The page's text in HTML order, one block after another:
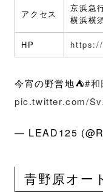
アクセス
京浜急
横浜横
HP
今宵の野営地⛺️#和
pic.twitter.com/
— LEAD125
青野原オー